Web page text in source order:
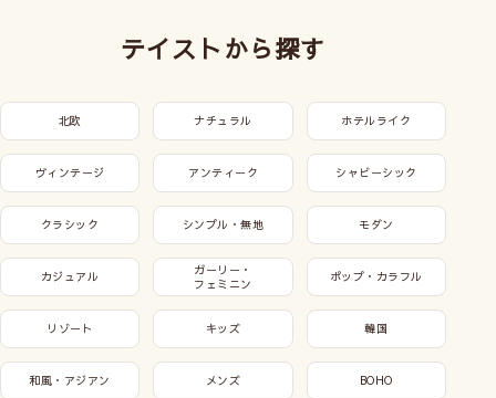
テイストから探す
北欧 ナチュラル ホテルライク
ヴィンテージ アンティーク シャビーシック
クラシック シンプル・無地 モダン
カジュアル
ガーリー・
フェミニン
ポップ・カラフル
リゾート キッズ 韓国
和風・アジアン メンズ BOHO